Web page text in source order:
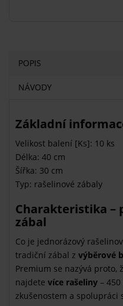
POPIS
NÁVODY
Základní
Velikost balení [Ks]: 10 ks
Délka: 40 cm
Šířka: 30 cm
Typ: rašelinové zábaly
Charakteristika –
zábal
Co je jednorázový
tradiční zábal z výběrové
Premium se nazývá proto,
najdete více rašeliny –
zkušenostem a spolupráci